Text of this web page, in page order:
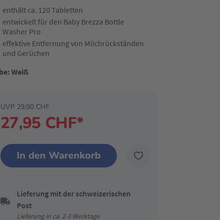
enthält ca. 120 Tabletten
entwickelt für den Baby Brezza Bottle
Washer Pro
effektive Entfernung von Milchrückständen
und Gerüchen
Weiß
27,95 CHF*
UVP 29,90 CHF
In den Warenkorb
Lieferung mit der schweizerischen
Post
Lieferung in ca. 2-3 Werktage